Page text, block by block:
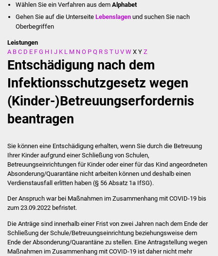
Summerrockfestival
Stadtverwaltung
Ansprechpartner
Behördenwegweiser
Kontakt
Veröffentlichungen
Wahlen
Wählen Sie ein Verfahren aus dem Alphabet
Gehen Sie auf die UnterseiteLebenslagen und suchen Sie nach
Oberbegriffen
Leistungen
A B C D E F G H I J K L M N O P Q R S T U V W X Y Z
Entschädigung nach dem
Infektionsschutzgesetz wegen
(Kinder-)Betreuungserfordernis
beantragen
Sie können eine Entschädigung erhalten, wenn Sie durch die Betreuung
Ihrer Kinder aufgrund einer Schließung von Schulen,
Betreuungseinrichtungen für Kinder oder einer für das Kind angeordneten
Absonderung/Quarantäne nicht arbeiten können und deshalb einen
Verdienstausfall erlitten haben (§ 56 Absatz 1a IfSG).
Der Anspruch war bei Maßnahmen im Zusammenhang mit COVID-19 bis
zum 23.09.2022 befristet.
Die Anträge sind innerhalb einer Frist von zwei Jahren nach dem Ende der
Schließung der Schule/Betreuungseinrichtung beziehungsweise dem
Ende der Absonderung/Quarantäne zu stellen. Eine Antragstellung wegen
Maßnahmen im Zusammenhang mit COVID-19 ist daher nicht mehr